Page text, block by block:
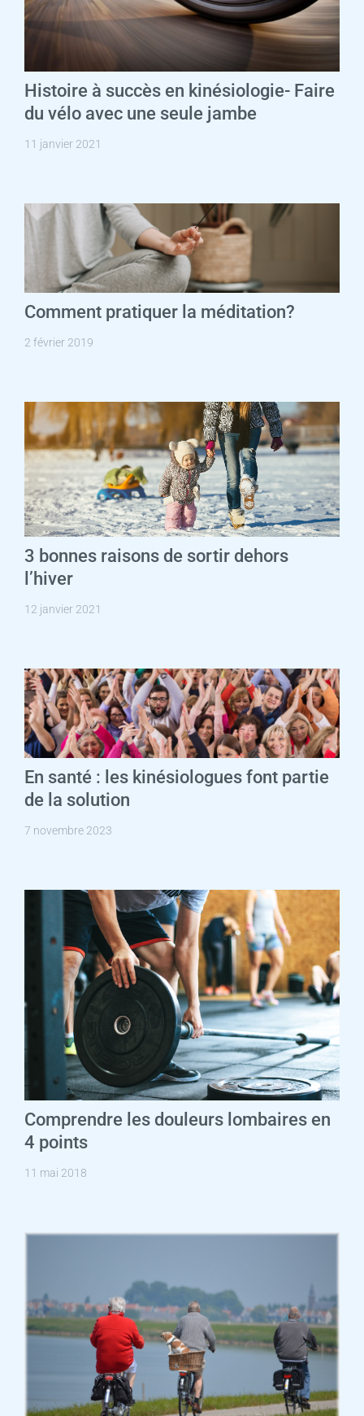
Histoire à succès en kinésiologie- Faire
du vélo avec une seule jambe
11 janvier 2021
Comment pratiquer la méditation?
2 février 2019
3 bonnes raisons de sortir dehors
l’hiver
12 janvier 2021
En santé : les kinésiologues font partie
de la solution
7 novembre 2023
Comprendre les douleurs lombaires en
4 points
11 mai 2018